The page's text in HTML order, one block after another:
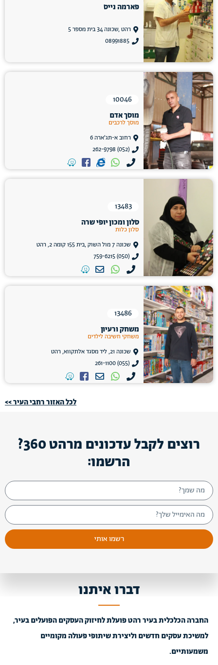
פארמה נייס
רהט ,שכונה 34 בית מספר 5
08991885
10046
מוסך אדם
מוסך לרכבים
רחוב א-תג'ארה 6
(052) 262-9798
13483
סלון ומכון יופי שרה
סלון כלות
שכונה 7 מול השוק ,בית 155 קומה 2, רהט
(050) 759-6215
13486
משחק ורעיון
משחקי חשיבה לילדים
שכונה 21, ליד מסגד אלתקווא, רהט
(055) 261-1100
לכל האזור רחבי העיר >>
רוצים לקבל עדכונים מרהט 360?
הרשמו:
רשמו אותי
דברו איתנו
החברה הכלכלית בעיר רהט פועלת לחיזוק העסקים הפועלים בעיר,
למשיכת עסקים חדשים וליצירת שיתופי פעולה מקומיים
משמעותיים.